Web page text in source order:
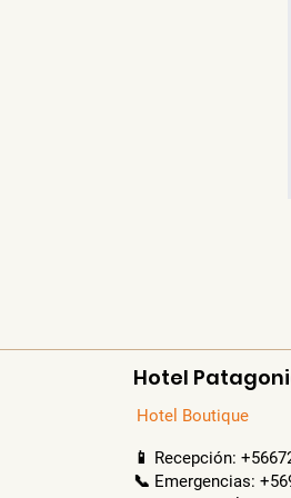
Hotel
Hotel Boutique
📱 Recepción:
📞 Emergencias: